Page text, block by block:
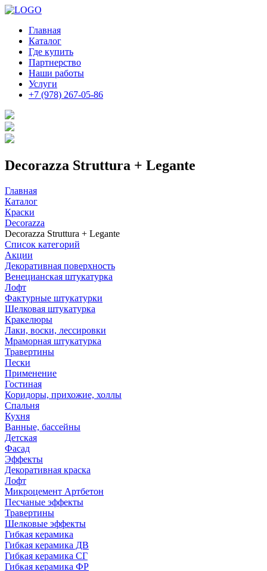
Главная
Каталог
Где купить
Партнерство
Наши работы
Услуги
+7 (978) 267-05-86
Decorazza Struttura + Legante
Главная
Каталог
Краски
Decorazza
Decorazza Struttura + Legante
Список категорий
Акции
Декоративная поверхность
Венецианская штукатурка
Лофт
Фактурные штукатурки
Шелковая штукатурка
Кракелюры
Лаки, воски, лессировки
Мраморная штукатурка
Травертины
Пески
Применение
Гостиная
Коридоры, прихожие, холлы
Спальня
Кухня
Ванные, бассейны
Детская
Фасад
Эффекты
Декоративная краска
Лофт
Микроцемент Артбетон
Песчаные эффекты
Травертины
Шелковые эффекты
Гибкая керамика
Гибкая керамика ДВ
Гибкая керамика СГ
Гибкая керамика ФР